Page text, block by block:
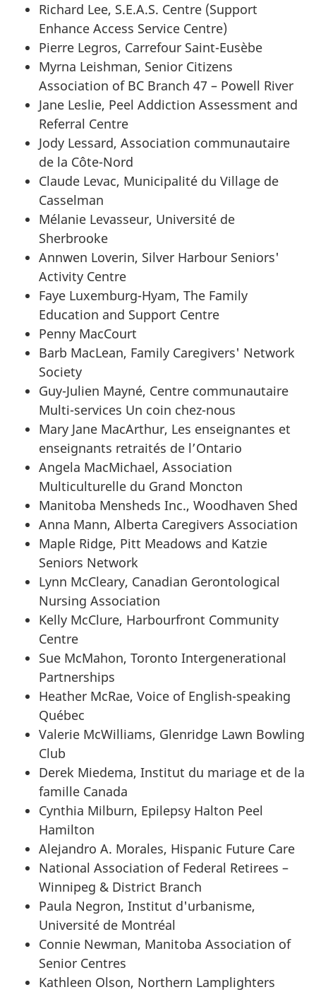
Richard Lee, S.E.A.S. Centre (Support
Enhance Access Service Centre)
Pierre Legros, Carrefour Saint-Eusèbe
Myrna Leishman, Senior Citizens
Association of BC Branch 47 – Powell River
Jane Leslie, Peel Addiction Assessment and
Referral Centre
Jody Lessard, Association communautaire
de la Côte-Nord
Claude Levac, Municipalité du Village de
Casselman
Mélanie Levasseur, Université de
Sherbrooke
Annwen Loverin, Silver Harbour Seniors'
Activity Centre
Faye Luxemburg-Hyam, The Family
Education and Support Centre
Penny MacCourt
Barb MacLean, Family Caregivers' Network
Society
Guy-Julien Mayné, Centre communautaire
Multi-services Un coin chez-nous
Mary Jane MacArthur, Les enseignantes et
enseignants retraités de l’Ontario
Angela MacMichael, Association
Multiculturelle du Grand Moncton
Manitoba Mensheds Inc., Woodhaven Shed
Anna Mann, Alberta Caregivers Association
Maple Ridge, Pitt Meadows and Katzie
Seniors Network
Lynn McCleary, Canadian Gerontological
Nursing Association
Kelly McClure, Harbourfront Community
Centre
Sue McMahon, Toronto Intergenerational
Partnerships
Heather McRae, Voice of English-speaking
Québec
Valerie McWilliams, Glenridge Lawn Bowling
Club
Derek Miedema, Institut du mariage et de la
famille Canada
Cynthia Milburn, Epilepsy Halton Peel
Hamilton
Alejandro A. Morales, Hispanic Future Care
National Association of Federal Retirees –
Winnipeg & District Branch
Paula Negron, Institut d'urbanisme,
Université de Montréal
Connie Newman, Manitoba Association of
Senior Centres
Kathleen Olson, Northern Lamplighters